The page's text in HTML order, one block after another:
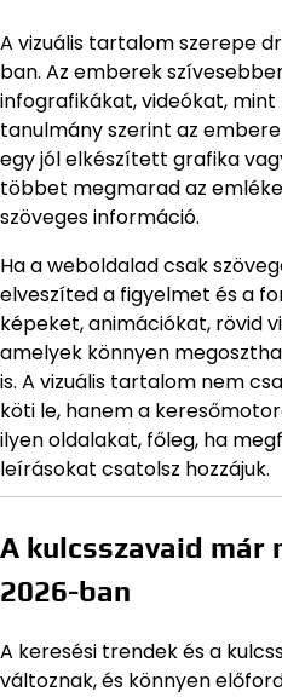
A vizuális tartalom szerepe
ban. Az emberek
infografikákat, videókat, mint
tanulmány szerint az
egy jól elkészített grafika
többet megmarad az
szöveges információ.
Ha a weboldalad csak
elveszíted a figyelmet és a
képeket, animációkat, rövid
amelyek könnyen
is. A vizuális tartalom nem
köti le, hanem a
ilyen oldalakat, főleg, ha
leírásokat csatolsz hozzájuk.
A kulcsszavaid már
2026-ban
A keresési trendek és a
változnak, és könnyen